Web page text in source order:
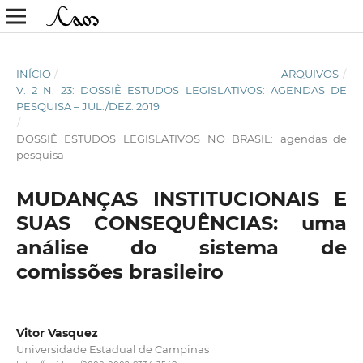
INÍCIO / ARQUIVOS /
V. 2 N. 23: DOSSIÊ ESTUDOS LEGISLATIVOS: AGENDAS DE
PESQUISA – JUL./DEZ. 2019
/
DOSSIÊ ESTUDOS LEGISLATIVOS NO BRASIL: agendas de
pesquisa
MUDANÇAS INSTITUCIONAIS E
SUAS CONSEQUÊNCIAS: uma
análise do sistema de
comissões brasileiro
Vitor Vasquez
Universidade Estadual de Campinas